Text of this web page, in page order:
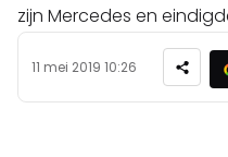
zijn Mercedes en
11 mei 2019 10:26